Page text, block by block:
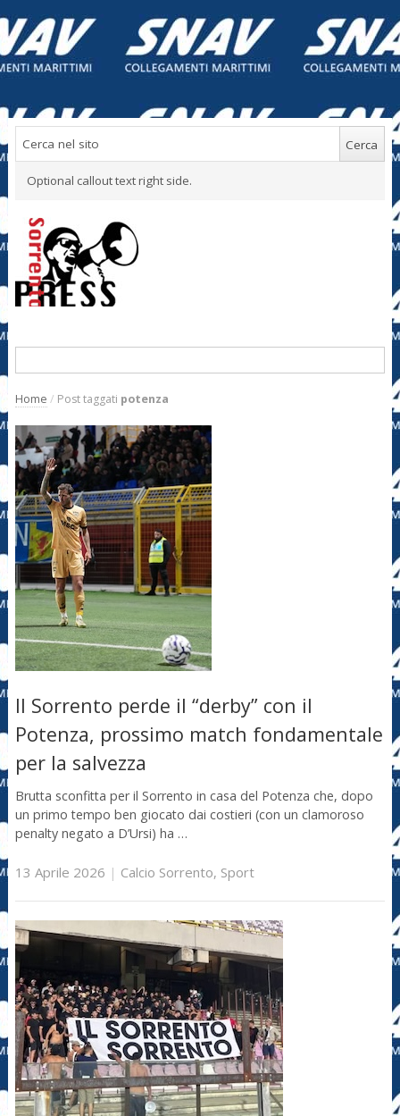
Optional callout text right side.
Home / Post taggati potenza
Il Sorrento perde il “derby” con il
Potenza, prossimo match fondamentale
per la salvezza
Brutta sconfitta per il Sorrento in casa del Potenza che, dopo
un primo tempo ben giocato dai costieri (con un clamoroso
penalty negato a D’Ursi) ha …
13 Aprile 2026 | Calcio Sorrento, Sport